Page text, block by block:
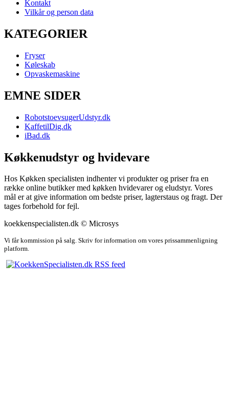
Kontakt
Vilkår og person data
KATEGORIER
Fryser
Køleskab
Opvaskemaskine
EMNE SIDER
RobotstoevsugerUdstyr.dk
KaffetilDig.dk
iBad.dk
Køkkenudstyr og hvidevare
Hos Køkken specialisten indhenter vi produkter og priser fra en
række online butikker med køkken hvidevarer og eludstyr. Vores
mål er at give information om bedste priser, lagterstaus og fragt. Der
tages forbehold for fejl.
koekkenspecialisten.dk © Microsys
Vi får kommission på salg. Skriv for information om vores prissammenligning
platform.